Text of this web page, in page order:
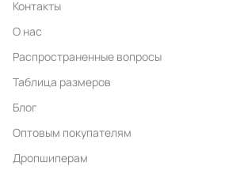
Контакты
О нас
Распространенные вопросы
Таблица размеров
Блог
Оптовым покупателям
Дропшиперам